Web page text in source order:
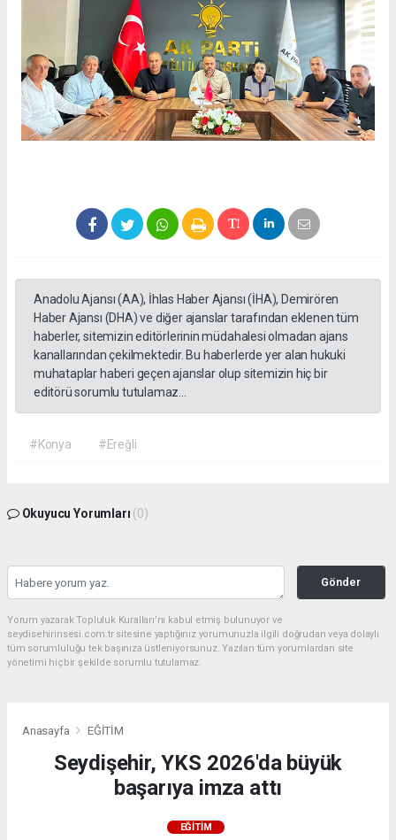
Anadolu Ajansı (AA), İhlas Haber Ajansı (İHA), Demirören
Haber Ajansı (DHA) ve diğer ajanslar tarafından eklenen tüm
haberler, sitemizin editörlerinin müdahalesi olmadan ajans
kanallarından çekilmektedir. Bu haberlerde yer alan hukuki
muhataplar haberi geçen ajanslar olup sitemizin hiç bir
editörü sorumlu tutulamaz...
#Konya #Ereğli
Okuyucu Yorumları (0)
Gönder
Yorum yazarak Topluluk Kuralları’nı kabul etmiş bulunuyor ve
seydisehirinsesi.com.tr sitesine yaptığınız yorumunuzla ilgili doğrudan veya dolaylı
tüm sorumluluğu tek başınıza üstleniyorsunuz. Yazılan tüm yorumlardan site
yönetimi hiçbir şekilde sorumlu tutulamaz.
Anasayfa EĞİTİM
Seydişehir, YKS 2026'da büyük
başarıya imza attı
EĞİTİM